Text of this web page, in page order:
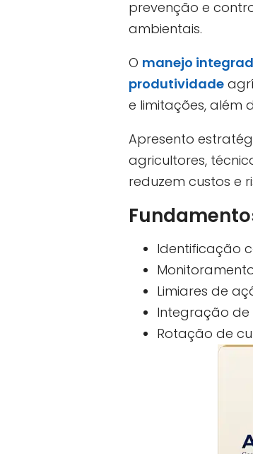
prevenção e
ambientais.
O manejo
produtividade
e limitações, além
Apresento
agricultores,
reduzem custos e
Identificação
Limiares de
Integração de
Rotação de